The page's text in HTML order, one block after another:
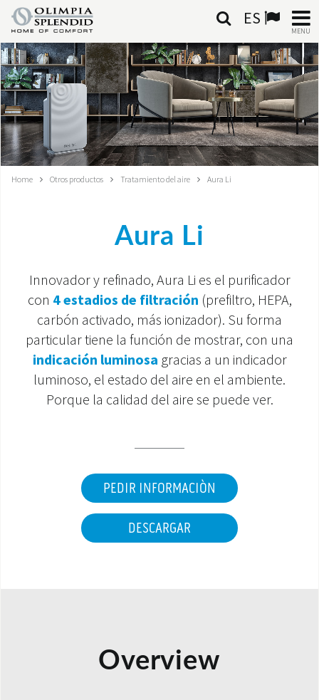
ES
MENU
ESPAÑOL
HOME
AIRE ACONDICIONADO
CALEFACCIÓN
CONTACTA CON NOSOTROS
MONDE OS
ÁREA DE DESCARGA
Home Otros productos Tratamiento del aire Aura Li
Aura Li
Innovador y refinado, Aura Li es el purificador
con 4 estadios de filtración (prefiltro, HEPA,
carbón activado, más ionizador). Su forma
particular tiene la función de mostrar, con una
indicación luminosa gracias a un indicador
luminoso, el estado del aire en el ambiente.
Porque la calidad del aire se puede ver.
PEDIR INFORMACIÒN
DESCARGAR
Overview